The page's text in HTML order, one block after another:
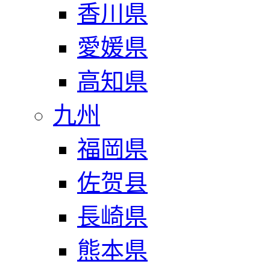
香川県
愛媛県
高知県
九州
福岡県
佐贺县
長崎県
熊本県